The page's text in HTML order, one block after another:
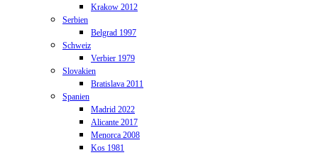
Krakow 2012
Serbien
Belgrad 1997
Schweiz
Verbier 1979
Slovakien
Bratislava 2011
Spanien
Madrid 2022
Alicante 2017
Menorca 2008
Kos 1981